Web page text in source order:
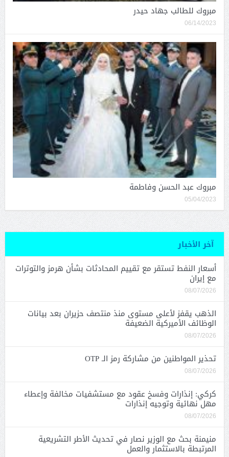
مبروك للطالب جهاد حيدر
06/14/2023
مبروك عبد الحسن وفاطمة
05/04/2023
آخر الأخبار
أسعار النفط تستقر مع تقييم المحادثات بشأن هرمز والتوترات
مع إيران
08/07/2026
الذهب يقفز لأعلى مستوى منذ منتصف حزيران بعد بيانات
الوظائف الأميركية الضعيفة
08/07/2026
تحذير المواطنين من مشاركة رمز الـ OTP
08/07/2026
كركي: إنذارات وفسخ عقود مع مستشفيات مخالفة وإعطاء
مهل نهائية وتوجيه إنذارات
08/07/2026
منيمنة بحث مع الوزير نصار في تحديث الأطر التشريعية
المرتبطة بالاستثمار والعمل